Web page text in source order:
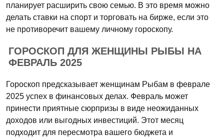
планирует расширить свою семью. В это время можно
делать ставки на спорт и торговать на бирже, если это
не противоречит вашему личному гороскопу.
ГОРОСКОП ДЛЯ ЖЕНЩИНЫ РЫБЫ НА
ФЕВРАЛЬ 2025
Гороскоп предсказывает женщинам Рыбам в феврале
2025 успех в финансовых делах. Февраль может
принести приятные сюрпризы в виде неожиданных
доходов или выгодных инвестиций. Этот месяц
подходит для пересмотра вашего бюджета и